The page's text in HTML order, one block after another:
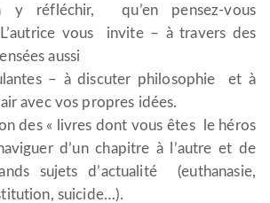
y réfléchir, qu’en pensez-vous
vous invite – à travers des
aussi
– à discuter philosophie et à
avec vos propres idées.
des « livres dont vous êtes le héros
d’un chapitre à l’autre et de
sujets d’actualité (euthanasie,
suicide…).